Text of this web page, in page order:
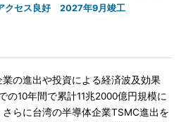
クセス良好 2027年9月竣工
の進出や投資による経済波及効果
の10年間で累計11兆2000億円規模に
らに台湾の半導体企業TSMC進出を